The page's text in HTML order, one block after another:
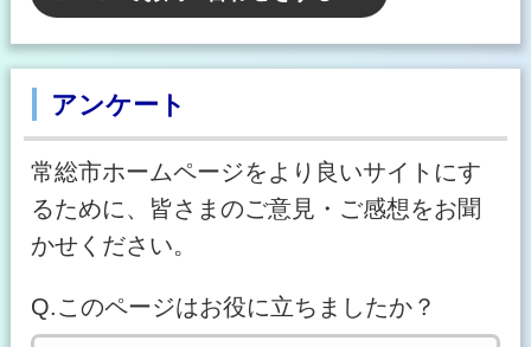
アンケート
常総市ホームページをより良いサイトにす
るために、皆さまのご意見・ご感想をお聞
かせください。
Q.このページはお役に立ちましたか？